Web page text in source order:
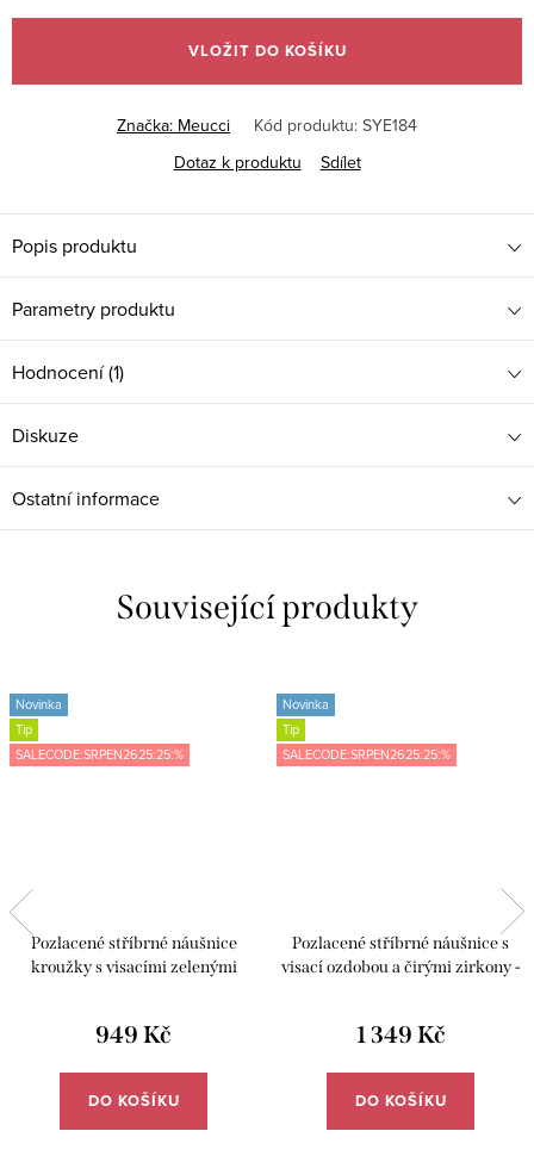
cena:
VLOŽIT DO KOŠÍKU
Značka: Meucci Kód produktu: SYE184
Dotaz k produktu
Sdílet
Popis produktu
Parametry produktu
Hodnocení (1)
Diskuze
Ostatní informace
Související produkty
Novinka
Tip
SALECODE:SRPEN2625:25:%
Pozlacené stříbrné náušnice
kroužky s visacími zelenými
949 Kč
DO KOŠÍKU
Novinka
Tip
SALECODE:SRPEN2625:25:%
Pozlacené stříbrné náušnice s
visací ozdobou a čirými zirkony -
1 349 Kč
DO KOŠÍKU